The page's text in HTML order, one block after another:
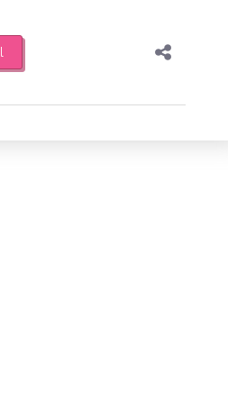
Compartilhar